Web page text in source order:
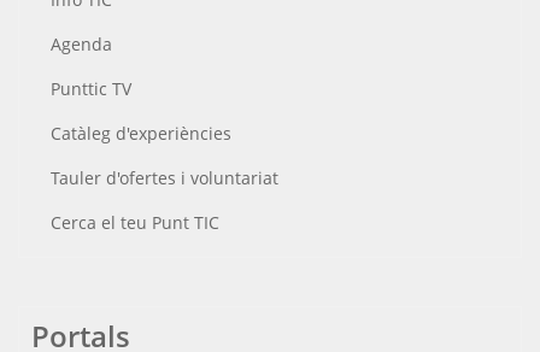
Agenda
Punttic TV
Catàleg d'experiències
Tauler d'ofertes i voluntariat
Cerca el teu Punt TIC
Portals